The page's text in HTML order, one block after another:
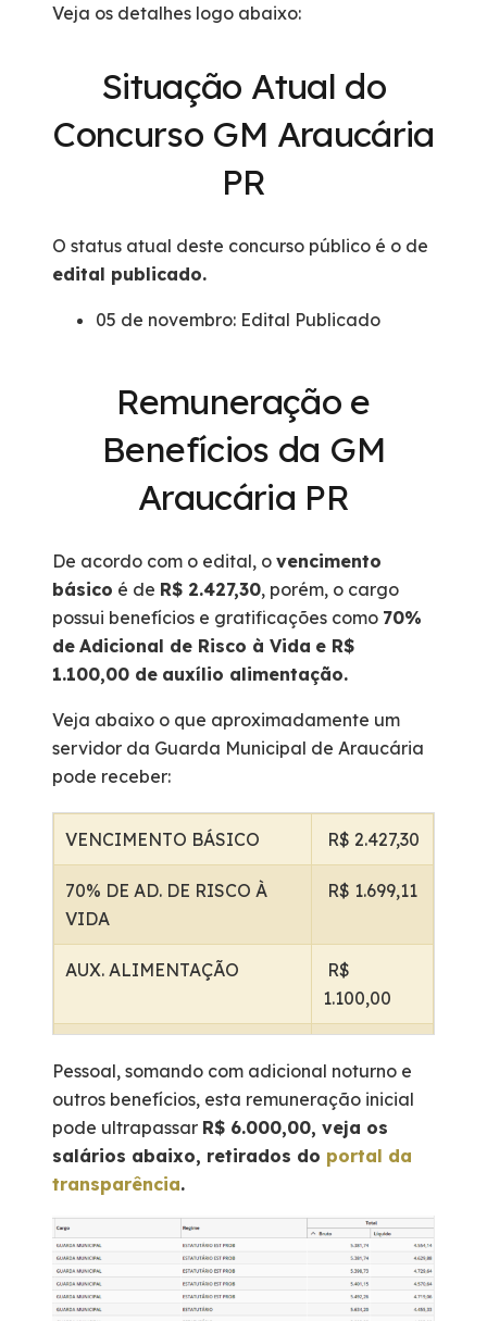
Veja os detalhes logo abaixo:
Situação Atual do
Concurso GM Araucária
PR
O status atual deste concurso público é o de
edital publicado.
05 de novembro: Edital Publicado
Remuneração e
Benefícios da GM
Araucária PR
De acordo com o edital, o vencimento
básico é de R$ 2.427,30, porém, o cargo
possui benefícios e gratificações como 70%
de Adicional de Risco à Vida e R$
1.100,00 de auxílio alimentação.
Veja abaixo o que aproximadamente um
servidor da Guarda Municipal de Araucária
pode receber:
VENCIMENTO BÁSICO R$ 2.427,30
70% DE AD. DE RISCO À
VIDA
R$ 1.699,11
AUX. ALIMENTAÇÃO
R$
1.100,00
5.226,41
Pessoal, somando com adicional noturno e
outros benefícios, esta remuneração inicial
pode ultrapassar R$ 6.000,00, veja os
salários abaixo, retirados do portal da
transparência.